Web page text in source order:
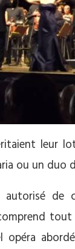
leur
ou un duo
de
tout
opéra